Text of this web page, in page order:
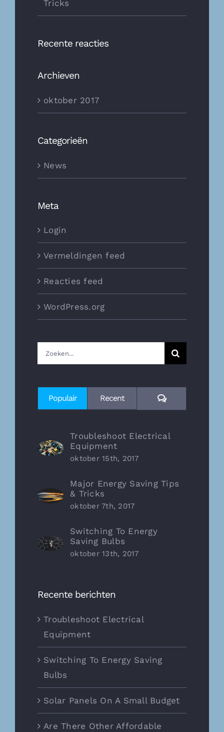
Tricks
Recente reacties
Archieven
oktober 2017
Categorieën
News
Meta
Login
Vermeldingen feed
Reacties feed
WordPress.org
Zoeken
naar:
Populair Recent Reacties
Troubleshoot Electrical
Equipment
oktober 15th, 2017
Major Energy Saving Tips
& Tricks
oktober 7th, 2017
Switching To Energy
Saving Bulbs
oktober 13th, 2017
Recente berichten
Troubleshoot Electrical
Equipment
Switching To Energy Saving
Bulbs
Solar Panels On A Small Budget
Are There Other Affordable